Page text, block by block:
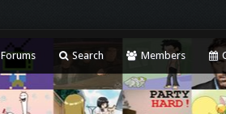
Forums Search Members